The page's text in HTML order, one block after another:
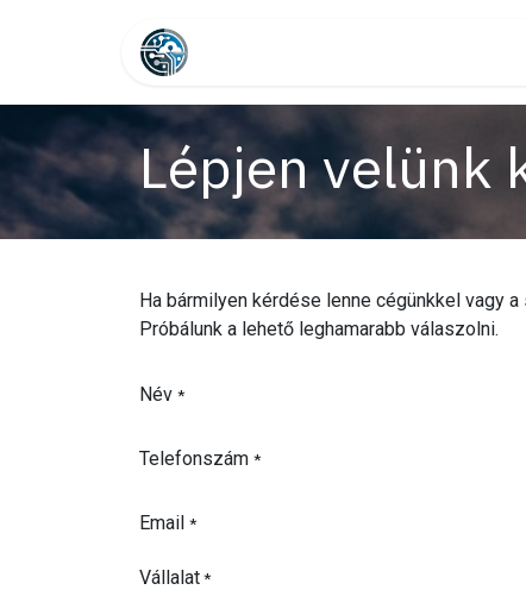
Lépjen velünk
Ha bármilyen kérdése lenne cégünkkel vagy
Próbálunk a lehető leghamarabb válaszolni.
Név *
Telefonszám *
Email *
Vállalat*